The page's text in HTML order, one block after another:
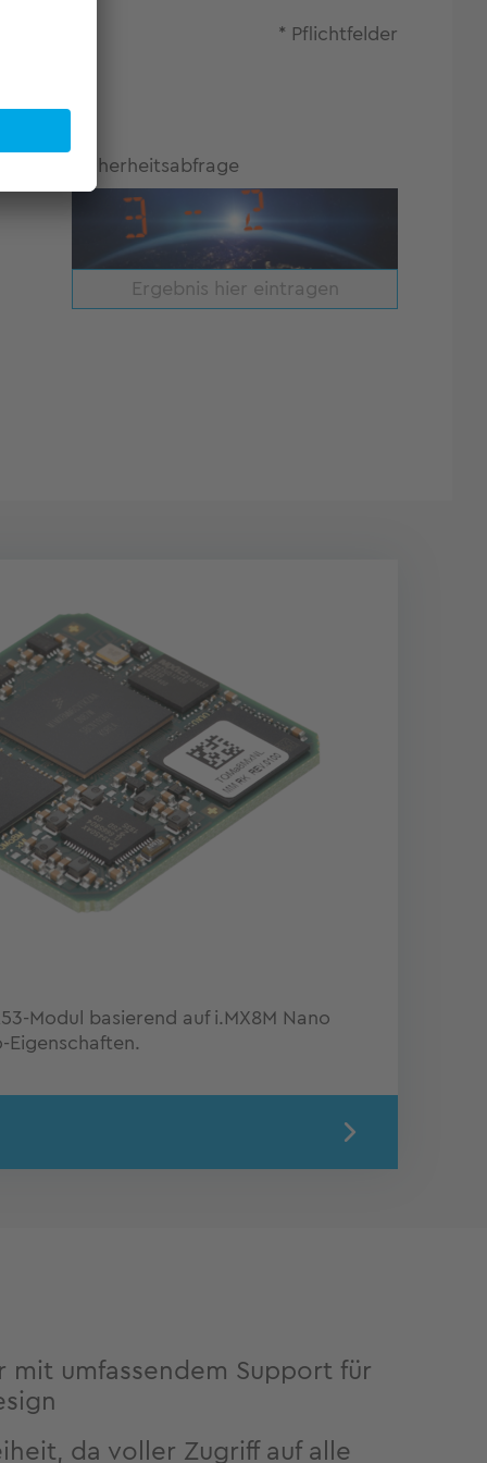
* Pflichtfelder
Sicherheitsabfrage
Modul basierend auf i.MX8M Nano
mit umfassendem Support für
da voller Zugriff auf alle